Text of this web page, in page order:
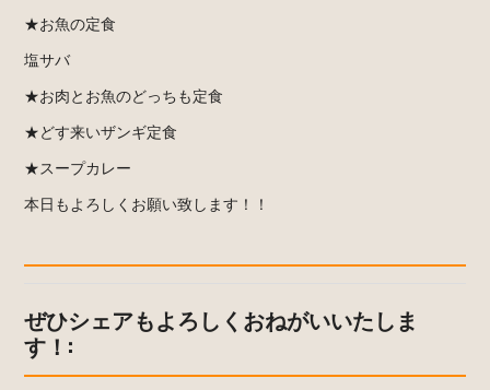
★お魚の定食
塩サバ
★お肉とお魚のどっちも定食
★どす来いザンギ定食
★スープカレー
本日もよろしくお願い致します！！
ぜひシェアもよろしくおねがいいたしま
す！: